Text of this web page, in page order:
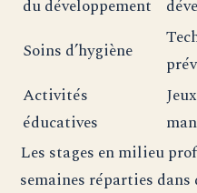
du développement
Soins d’hygiène
Activités
éducatives
Les stages en milieu
semaines réparties